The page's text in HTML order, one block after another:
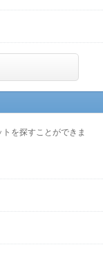
を探すことができま